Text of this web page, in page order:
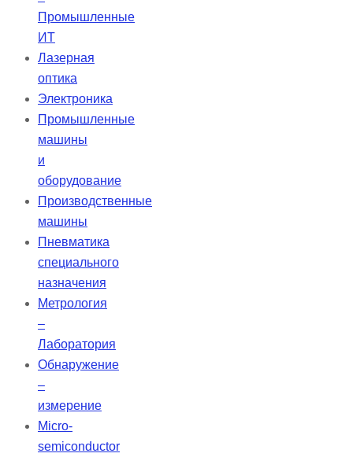
Промышленные
ИТ
Лазерная
оптика
Электроника
Промышленные
машины
и
оборудование
Производственные
машины
Пневматика
специального
назначения
Метрология
–
Лаборатория
Обнаружение
–
измерение
Micro-
semiconductor